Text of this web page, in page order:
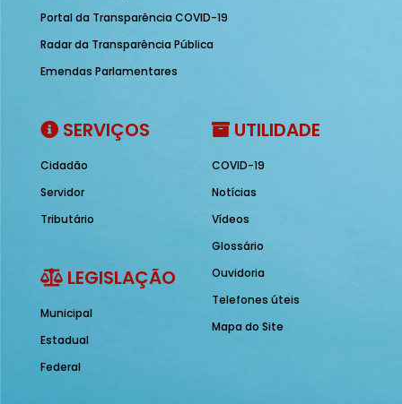
Portal da Transparência COVID-19
Radar da Transparência Pública
Emendas Parlamentares
SERVIÇOS
Cidadão
Servidor
Tributário
LEGISLAÇÃO
Municipal
Estadual
Federal
UTILIDADE
COVID-19
Notícias
Vídeos
Glossário
Ouvidoria
Telefones úteis
Mapa do Site